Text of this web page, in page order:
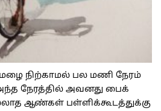
நிற்காமல் பல மணி நேரம்
நேரத்தில் அவனது பைக்
ஆண்கள் பள்ளிக்கூடத்துக்கு